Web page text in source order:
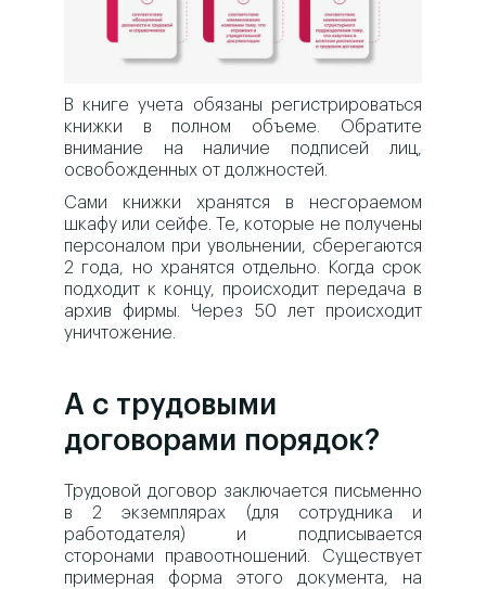
В книге учета обязаны регистрироваться
книжки в полном объеме. Обратите
внимание на наличие подписей лиц,
освобожденных от должностей.
Сами книжки хранятся в несгораемом
шкафу или сейфе. Те, которые не получены
персоналом при увольнении, сберегаются
2 года, но хранятся отдельно. Когда срок
подходит к концу, происходит передача в
архив фирмы. Через 50 лет происходит
уничтожение.
А с трудовыми
договорами порядок?
Трудовой договор заключается письменно
в 2 экземплярах (для сотрудника и
работодателя) и подписывается
сторонами правоотношений. Существует
примерная форма этого документа, на